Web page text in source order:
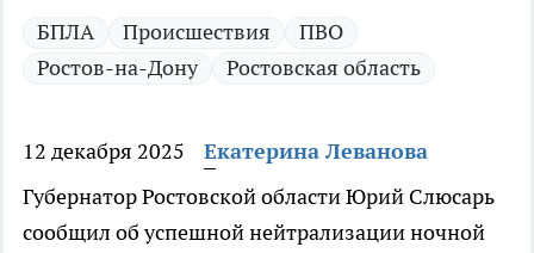
БПЛА Происшествия
ПВО
Ростов-на-Дону
Ростовская область
12 декабря 2025
Екатерина Леванова
Губернатор Ростовской области Юрий Слюсарь
сообщил об успешной нейтрализации ночной